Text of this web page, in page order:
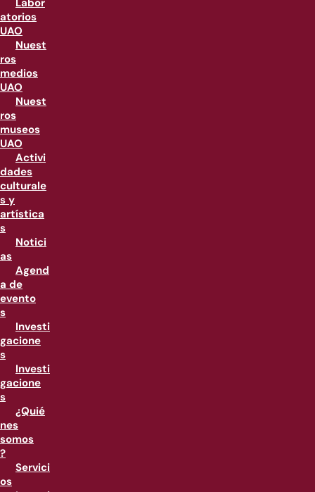
Labor
atorios
UAO
Nuest
ros
medios
UAO
Nuest
ros
museos
UAO
Activi
dades
culturale
s y
artística
s
Notici
as
Agend
a de
evento
s
Investi
gacione
s
Investi
gacione
s
¿Quié
nes
somos
?
Servici
os